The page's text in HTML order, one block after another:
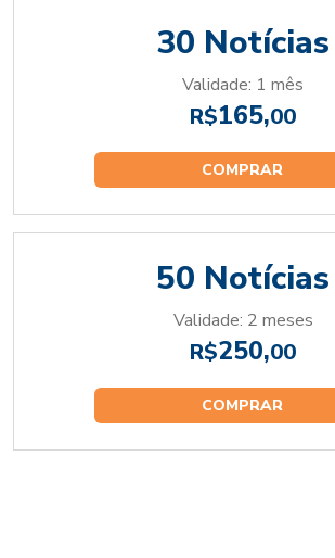
30 Notícias
Validade: 1 mês
R$165,00
COMPRAR
50 Notícias
Validade: 2 meses
R$250,00
COMPRAR